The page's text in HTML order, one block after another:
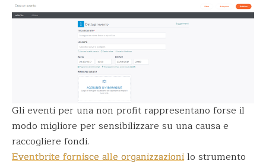
Gli eventi per una non profit rappresentano forse il
modo migliore per sensibilizzare su una causa e
raccogliere fondi.
Eventbrite fornisce alle organizzazionilo strumento